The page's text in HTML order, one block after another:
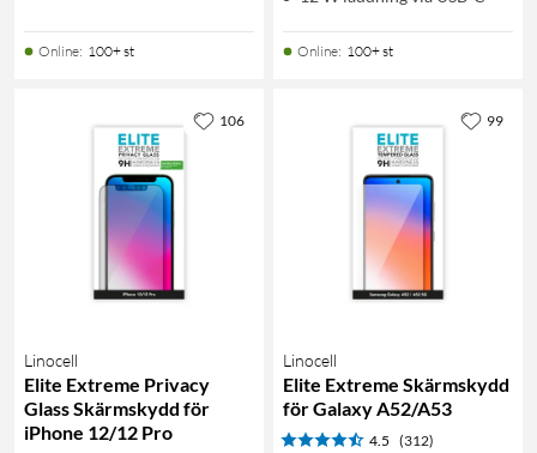
Online: 100+ st Online: 100+ st
Linocell
Elite Extreme Privacy
Glass Skärmskydd för
iPhone 12/12 Pro
106
Linocell
Elite Extreme Skärmskydd
för Galaxy A52/A53
4.5 (312)
99